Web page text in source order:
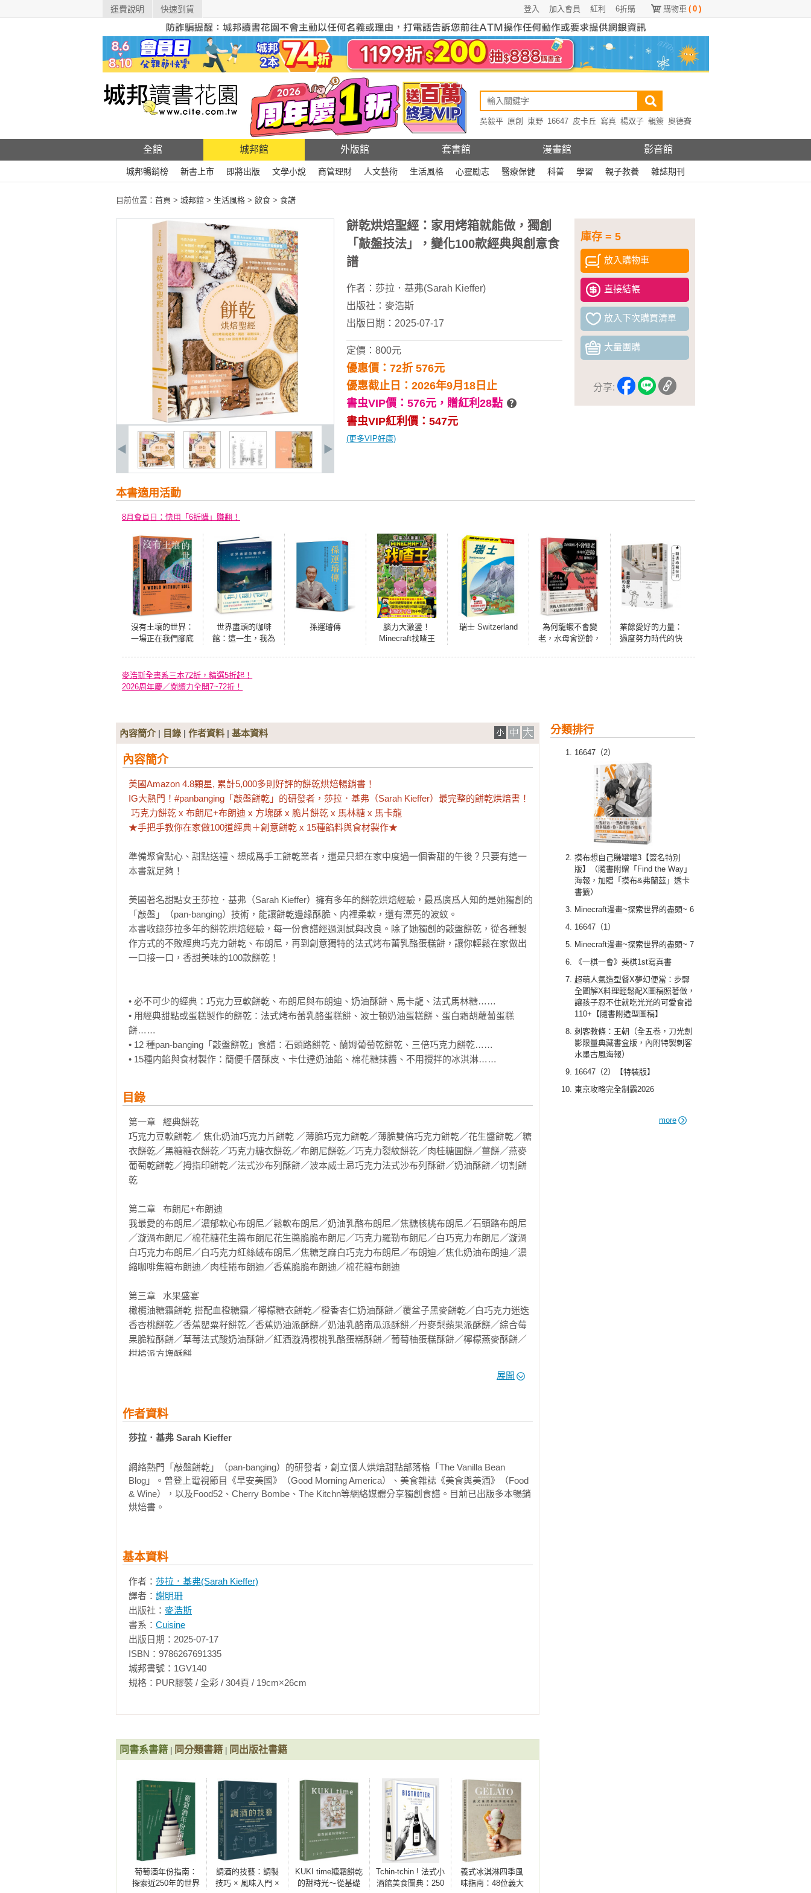
運費說明 快速到貨 購物車 ( 0 )
6折購
紅利
加入會員
登入
吳毅平 原創 東野 16647 皮卡丘 寫真 楊双子 親簽 奧德賽
全館 城邦館 外版館 套書館 漫畫館 影音館
城邦暢銷榜 新書上市 即將出版 文學小說 商管理財 人文藝術 生活風格 心靈勵志 醫療保健 科普 學習 親子教養 雜誌期刊
目前位置： 首頁 > 城邦館 > 生活風格 > 飲食 > 食譜
庫存 = 5
放入購物車
直接結帳
放入下次購買清單
大量團購
分享:
餅乾烘焙聖經：家用烤箱就能做，獨創
「敲盤技法」，變化100款經典與創意食
譜
作者： 莎拉．基弗(Sarah Kieffer)
出版社： 麥浩斯
出版日期：2025-07-17
定價：800元
優惠價：72折 576元
優惠截止日：2026年9月18日止
書虫VIP價：576元， 贈紅利28點
書虫VIP紅利價：547元
(更多VIP好康)
本書適用活動
8月會員日：快用「6折購」賺翻！
沒有土壤的世界：
一場正在我們腳底
世界盡頭的咖啡
館：這一生，我為
癒千萬人的暢銷經
典，定位人生的神
孫運璿傳
腦力大激盪！
Minecraft找喳王
瑞士 Switzerland
為何龍蝦不會變
老，水母會逆齡，
業餘愛好的力量：
過度努力時代的快
麥浩斯全書系三本72折，精選5折起！
2026周年慶／閱讀力全開7~72折！
分類排行
16647（2）
摸布想自己賺罐罐3【簽名特別
版】（隨書附贈「Find the Way」
海報，加贈「摸布&弗蘭茲」透卡
書籤）
Minecraft漫畫~探索世界的盡頭~ 6
16647（1）
Minecraft漫畫~探索世界的盡頭~ 7
《一棋一會》斐棋1st寫真書
超萌人氣造型餐X夢幻便當：步驟
全圖解X料理輕鬆配X圖稿照著做，
讓孩子忍不住就吃光光的可愛食譜
110+【隨書附造型圖稿】
刺客教條：王朝（全五卷，刀光劍
影限量典藏書盒版，內附特製刺客
水墨古風海報）
16647（2）【特裝版】
東京攻略完全制霸2026
more
內容簡介| 目錄 | 作者資料 | 基本資料
內容簡介
美國Amazon 4.8顆星, 累計5,000多則好評的餅乾烘焙暢銷書！
IG大熱門！#panbanging「敲盤餅乾」的研發者，莎拉．基弗（Sarah Kieffer）最完整的餅乾烘焙書！
★手把手教你在家做100道經典＋創意餅乾 x 15種餡料與食材製作★
準備聚會點心、甜點送禮、想成爲手工餅乾業者，還是只想在家中度過一個香甜的午後？只要有這一
本書就足夠！
美國著名甜點女王莎拉．基弗（Sarah Kieffer）擁有多年的餅乾烘焙經驗，最爲廣爲人知的是她獨創的
「敲盤」（pan-banging）技術，能讓餅乾邊緣酥脆、内裡柔軟，還有漂亮的波紋。
本書收錄莎拉多年的餅乾烘焙經驗，每一份食譜經過測試與改良。除了她獨創的敲盤餅乾，從各種製
作方式的不敗經典巧克力餅乾、布朗尼，再到創意獨特的法式烤布蕾乳酪蛋糕餅，讓你輕鬆在家做出
一口接一口，香甜美味的100款餅乾！
• 必不可少的經典：巧克力豆軟餅乾、布朗尼與布朗迪、奶油酥餅、馬卡龍、法式馬林糖……
• 用經典甜點或蛋糕製作的餅乾：法式烤布蕾乳酪蛋糕餅、波士頓奶油蛋糕餅、蛋白霜胡蘿蔔蛋糕
餅……
• 12 種pan-banging「敲盤餅乾」食譜：石頭路餅乾、蘭姆葡萄乾餅乾、三倍巧克力餅乾……
• 15種内餡與食材製作：簡便千層酥皮、卡仕達奶油餡、棉花糖抹醬、不用攪拌的冰淇淋……
目錄
第一章   經典餅乾
巧克力豆軟餅乾／ 焦化奶油巧克力片餅乾 ／薄脆巧克力餅乾／薄脆雙倍巧克力餅乾／花生醬餅乾／糖
衣餅乾／黑糖糖衣餅乾／巧克力糖衣餅乾／布朗尼餅乾／巧克力裂紋餅乾／肉桂糖圓餅／薑餅／燕麥
葡萄乾餅乾／拇指印餅乾／法式沙布列酥餅／波本威士忌巧克力法式沙布列酥餅／奶油酥餅／切割餅
乾
第二章   布朗尼+布朗迪
我最愛的布朗尼／濃郁軟心布朗尼／鬆軟布朗尼／奶油乳酪布朗尼／焦糖核桃布朗尼／石頭路布朗尼
／漩渦布朗尼／棉花糖花生醬布朗尼花生醬脆脆布朗尼／巧克力羅勒布朗尼／白巧克力布朗尼／漩渦
白巧克力布朗尼／白巧克力紅絲絨布朗尼／焦糖芝麻白巧克力布朗尼／布朗迪／焦化奶油布朗迪／濃
縮咖啡焦糖布朗迪／肉桂捲布朗迪／香蕉脆脆布朗迪／棉花糖布朗迪
第三章   水果盛宴
橄欖油糖霜餅乾 搭配血橙糖霜／檸檬糖衣餅乾／橙香杏仁奶油酥餅／覆盆子黑麥餅乾／白巧克力迷迭
香杏桃餅乾／香蕉罌粟籽餅乾／香蕉奶油派酥餅／奶油乳酪南瓜派酥餅／丹麥梨蘋果派酥餅／綜合莓
果脆粒酥餅／草莓法式酸奶油酥餅／紅酒漩渦櫻桃乳酪蛋糕酥餅／葡萄柚蛋糕酥餅／檸檬燕麥酥餅／
柑橘派方塊酥餅
可碎粒焦糖漩渦馬林糖／雙倍巧克力濃縮咖啡餅乾／濃縮咖啡乳酪蛋糕酥餅／黑白乳酪蛋糕酥餅／巧
蔔蛋糕餅
第五章   玩樂時光
馬卡龍／巧克力馬卡龍／那不勒斯三色餅乾／捲餅乾／雙色餅乾／萬用餅乾／巧克力夾心餅乾／蘇格
蘭酥餅／焦糖花生方塊酥／巧克力花生醬椒鹽脆餅木紋脆片／焦糖白巧克力開心果木紋脆片
醬餅乾／薑糖蜜餅乾／肉桂糖圓餅／糖衣餅乾／香蕉濃縮咖啡可可碎粒餅乾／棉花糖巧克力餅乾
第七章   創意混搭
布朗尼餅乾 搭配小豆蔻奶油霜夾心／花生醬餅乾 搭配花生醬夾心／肉桂糖圓餅 搭配南瓜奶油霜夾心／
薑餅 搭配鹽之花焦糖冰淇淋夾心／燕麥奶油派／糖衣餅乾 搭配覆盆子漩渦冰淇淋夾心／布朗尼 搭配咖
啡冰淇淋夾心／白巧克力布朗尼 搭配榛果冰淇淋夾心／巧克力碎粒餅乾 搭配冰淇淋和糖珠／巧克力麥
芽冰淇淋方塊餅
第八章     附錄食譜
派皮基底／簡便千層酥皮／焦化奶油／卡士達奶油餡／檸檬卡士達奶油餡／焦糖／法式酸奶油／棉花
片
展開
作者資料
莎拉．基弗 Sarah Kieffer
網絡熱門「敲盤餅乾」（pan-banging）的研發者，創立個人烘焙甜點部落格「The Vanilla Bean
Blog」。曾登上電視節目《早安美國》（Good Morning America）、美食雜誌《美食與美酒》（Food
& Wine），以及Food52、Cherry Bombe、The Kitchn等網絡媒體分享獨創食譜。目前已出版多本暢銷
烘焙書。
基本資料
作者： 莎拉．基弗(Sarah Kieffer)
譯者： 謝明珊
出版社： 麥浩斯
書系： Cuisine
出版日期：2025-07-17
ISBN：9786267691335
城邦書號：1GV140
規格：PUR膠裝 / 全彩 / 304頁 / 19cm×26cm
同書系書籍 同分類書籍 同出版社書籍
葡萄酒年份指南：
探索近250年的世界
調酒的技藝：調製
技巧 × 風味入門 ×
KUKI time糖霜餅乾
的甜時光～從基礎
Tchin-tchin ! 法式小
酒館美食圖典：250
義式冰淇淋四季風
味指南：48位義大